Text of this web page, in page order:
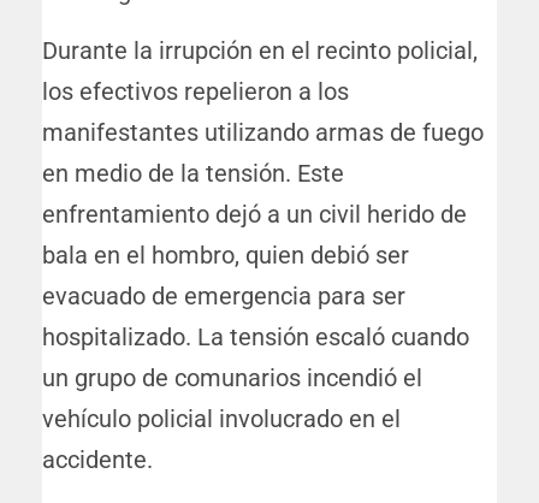
Durante la irrupción en el recinto policial,
los efectivos repelieron a los
manifestantes utilizando armas de fuego
en medio de la tensión. Este
enfrentamiento dejó a un civil herido de
bala en el hombro, quien debió ser
evacuado de emergencia para ser
hospitalizado. La tensión escaló cuando
un grupo de comunarios incendió el
vehículo policial involucrado en el
accidente.